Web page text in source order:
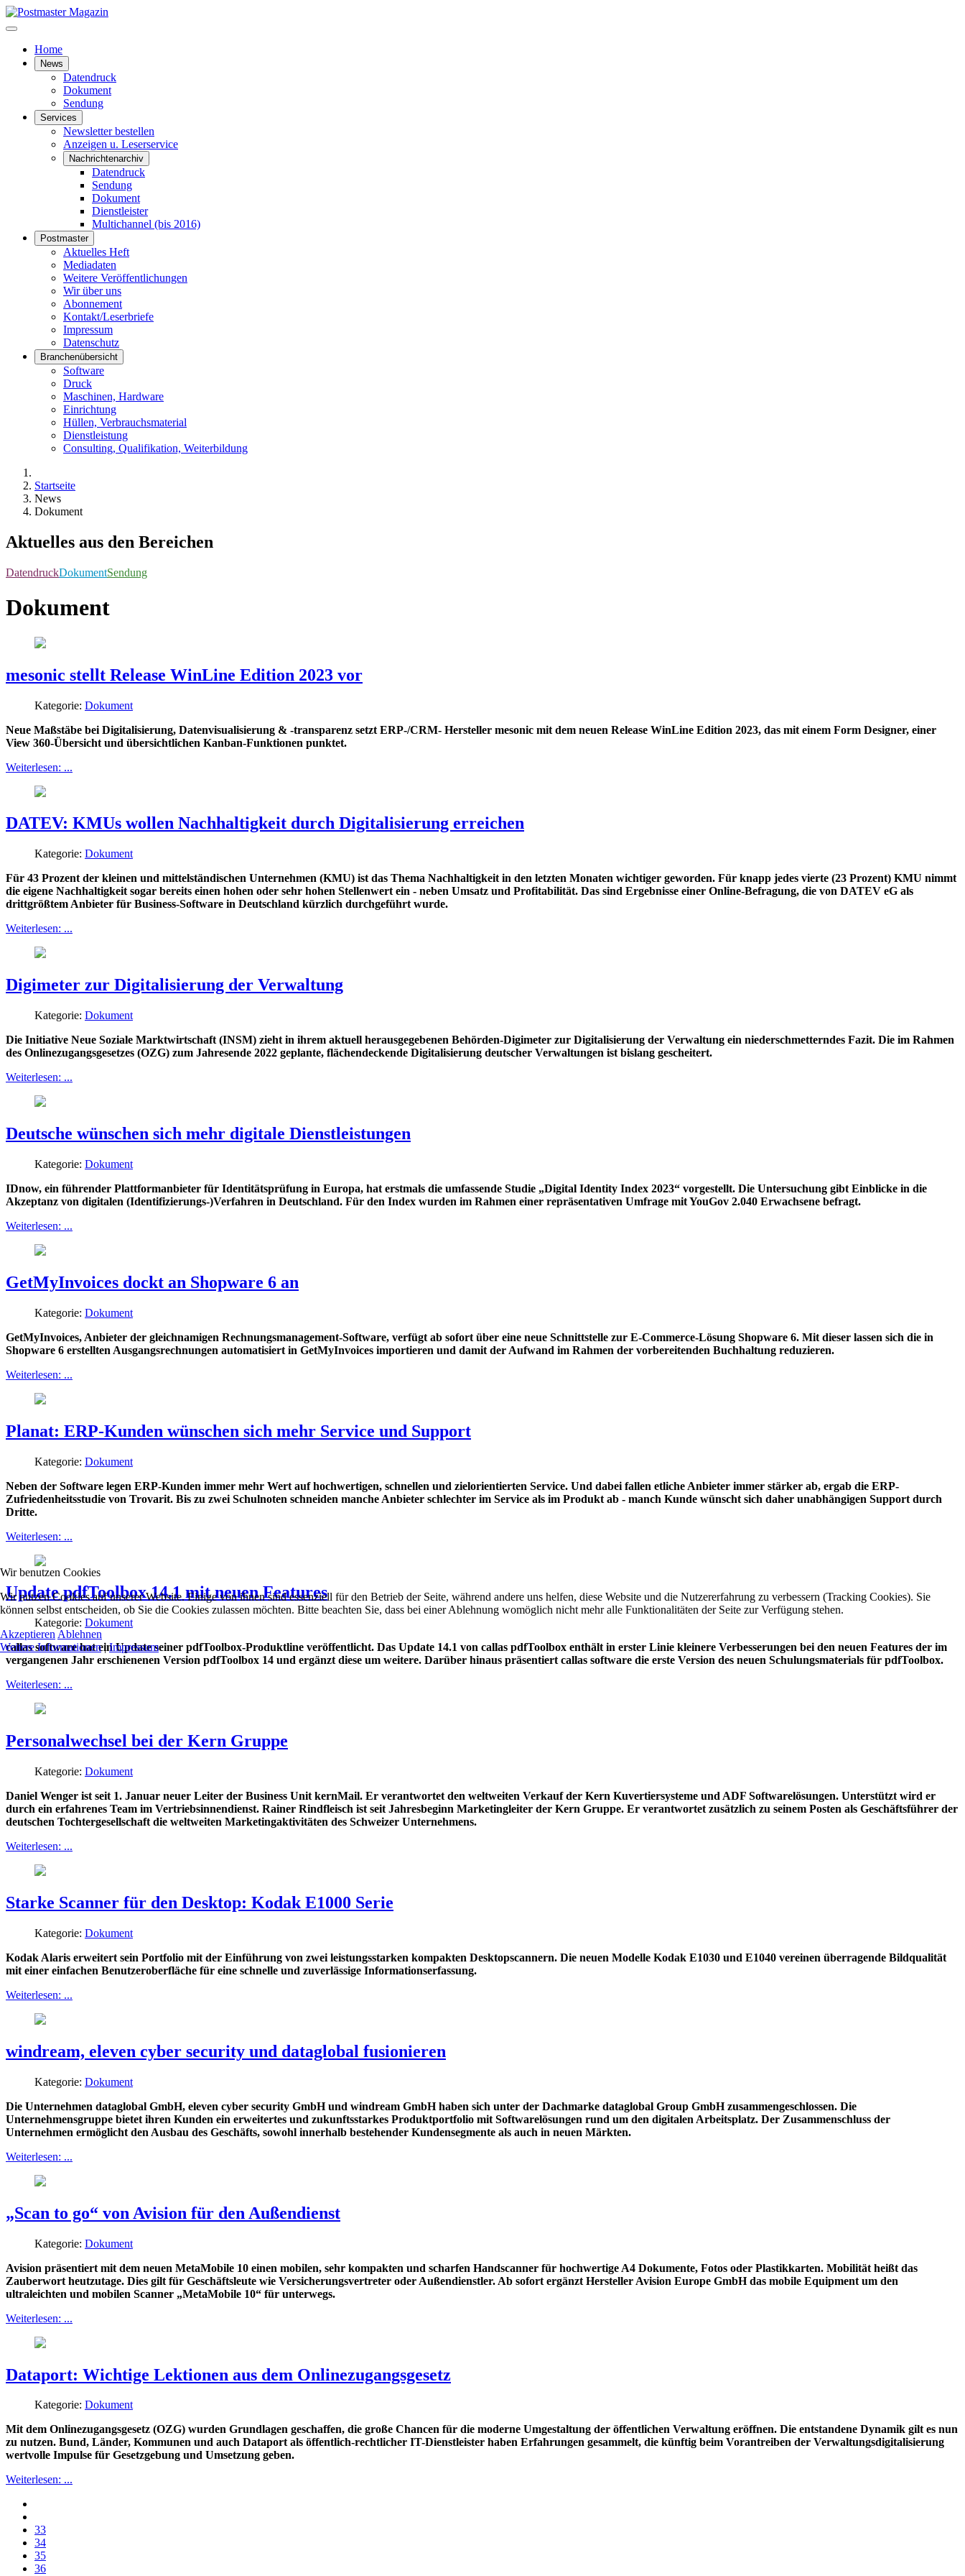
Home
News
Datendruck
Dokument
Sendung
Services
Newsletter bestellen
Anzeigen u. Leserservice
Nachrichtenarchiv
Datendruck
Sendung
Dokument
Dienstleister
Multichannel (bis 2016)
Postmaster
Aktuelles Heft
Mediadaten
Weitere Veröffentlichungen
Wir über uns
Abonnement
Kontakt/Leserbriefe
Impressum
Datenschutz
Branchenübersicht
Software
Druck
Maschinen, Hardware
Einrichtung
Hüllen, Verbrauchsmaterial
Dienstleistung
Consulting, Qualifikation, Weiterbildung
Startseite
News
Dokument
Aktuelles aus den Bereichen
DatendruckDokumentSendung
Dokument
mesonic stellt Release WinLine Edition 2023 vor
Kategorie: Dokument
Neue Maßstäbe bei Digitalisierung, Datenvisualisierung & -transparenz setzt ERP-/CRM- Hersteller mesonic mit dem neuen Release WinLine Edition 2023, das mit einem Form Designer, einer
View 360-Übersicht und übersichtlichen Kanban-Funktionen punktet.
Weiterlesen: ...
DATEV: KMUs wollen Nachhaltigkeit durch Digitalisierung erreichen
Kategorie: Dokument
Für 43 Prozent der kleinen und mittelständischen Unternehmen (KMU) ist das Thema Nachhaltigkeit in den letzten Monaten wichtiger geworden. Für knapp jedes vierte (23 Prozent) KMU nimmt
die eigene Nachhaltigkeit sogar bereits einen hohen oder sehr hohen Stellenwert ein - neben Umsatz und Profitabilität. Das sind Ergebnisse einer Online-Befragung, die von DATEV eG als
drittgrößtem Anbieter für Business-Software in Deutschland kürzlich durchgeführt wurde.
Weiterlesen: ...
Digimeter zur Digitalisierung der Verwaltung
Kategorie: Dokument
Die Initiative Neue Soziale Marktwirtschaft (INSM) zieht in ihrem aktuell herausgegebenen Behörden-Digimeter zur Digitalisierung der Verwaltung ein niederschmetterndes Fazit. Die im Rahmen
des Onlinezugangsgesetzes (OZG) zum Jahresende 2022 geplante, flächendeckende Digitalisierung deutscher Verwaltungen ist bislang gescheitert.
Weiterlesen: ...
Deutsche wünschen sich mehr digitale Dienstleistungen
Kategorie: Dokument
IDnow, ein führender Plattformanbieter für Identitätsprüfung in Europa, hat erstmals die umfassende Studie „Digital Identity Index 2023“ vorgestellt. Die Untersuchung gibt Einblicke in die
Akzeptanz von digitalen (Identifizierungs-)Verfahren in Deutschland. Für den Index wurden im Rahmen einer repräsentativen Umfrage mit YouGov 2.040 Erwachsene befragt.
Weiterlesen: ...
GetMyInvoices dockt an Shopware 6 an
Kategorie: Dokument
GetMyInvoices, Anbieter der gleichnamigen Rechnungsmanagement-Software, verfügt ab sofort über eine neue Schnittstelle zur E-Commerce-Lösung Shopware 6. Mit dieser lassen sich die in
Shopware 6 erstellten Ausgangsrechnungen automatisiert in GetMyInvoices importieren und damit der Aufwand im Rahmen der vorbereitenden Buchhaltung reduzieren.
Weiterlesen: ...
Planat: ERP-Kunden wünschen sich mehr Service und Support
Kategorie: Dokument
Neben der Software legen ERP-Kunden immer mehr Wert auf hochwertigen, schnellen und zielorientierten Service. Und dabei fallen etliche Anbieter immer stärker ab, ergab die ERP-
Zufriedenheitsstudie von Trovarit. Bis zu zwei Schulnoten schneiden manche Anbieter schlechter im Service als im Produkt ab - manch Kunde wünscht sich daher unabhängigen Support durch
Dritte.
Weiterlesen: ...
Update pdfToolbox 14.1 mit neuen Features
Kategorie: Dokument
callas software hat ein Update seiner pdfToolbox-Produktline veröffentlicht. Das Update 14.1 von callas pdfToolbox enthält in erster Linie kleinere Verbesserungen bei den neuen Features der im
vergangenen Jahr erschienenen Version pdfToolbox 14 und ergänzt diese um weitere. Darüber hinaus präsentiert callas software die erste Version des neuen Schulungsmaterials für pdfToolbox.
Weiterlesen: ...
Personalwechsel bei der Kern Gruppe
Kategorie: Dokument
Daniel Wenger ist seit 1. Januar neuer Leiter der Business Unit kernMail. Er verantwortet den weltweiten Verkauf der Kern Kuvertiersysteme und ADF Softwarelösungen. Unterstützt wird er
durch ein erfahrenes Team im Vertriebsinnendienst. Rainer Rindfleisch ist seit Jahresbeginn Marketingleiter der Kern Gruppe. Er verantwortet zusätzlich zu seinem Posten als Geschäftsführer der
deutschen Tochtergesellschaft die weltweiten Marketingaktivitäten des Schweizer Unternehmens.
Weiterlesen: ...
Starke Scanner für den Desktop: Kodak E1000 Serie
Kategorie: Dokument
Kodak Alaris erweitert sein Portfolio mit der Einführung von zwei leistungsstarken kompakten Desktopscannern. Die neuen Modelle Kodak E1030 und E1040 vereinen überragende Bildqualität
mit einer einfachen Benutzeroberfläche für eine schnelle und zuverlässige Informationserfassung.
Weiterlesen: ...
windream, eleven cyber security und dataglobal fusionieren
Kategorie: Dokument
Die Unternehmen dataglobal GmbH, eleven cyber security GmbH und windream GmbH haben sich unter der Dachmarke dataglobal Group GmbH zusammengeschlossen. Die
Unternehmensgruppe bietet ihren Kunden ein erweitertes und zukunftsstarkes Produktportfolio mit Softwarelösungen rund um den digitalen Arbeitsplatz. Der Zusammenschluss der
Unternehmen ermöglicht den Ausbau des Geschäfts, sowohl innerhalb bestehender Kundensegmente als auch in neuen Märkten.
Weiterlesen: ...
„Scan to go“ von Avision für den Außendienst
Kategorie: Dokument
Avision präsentiert mit dem neuen MetaMobile 10 einen mobilen, sehr kompakten und scharfen Handscanner für hochwertige A4 Dokumente, Fotos oder Plastikkarten. Mobilität heißt das
Zauberwort heutzutage. Dies gilt für Geschäftsleute wie Versicherungsvertreter oder Außendienstler. Ab sofort ergänzt Hersteller Avision Europe GmbH das mobile Equipment um den
ultraleichten und mobilen Scanner „MetaMobile 10“ für unterwegs.
Weiterlesen: ...
Dataport: Wichtige Lektionen aus dem Onlinezugangsgesetz
Kategorie: Dokument
Mit dem Onlinezugangsgesetz (OZG) wurden Grundlagen geschaffen, die große Chancen für die moderne Umgestaltung der öffentlichen Verwaltung eröffnen. Die entstandene Dynamik gilt es nun
zu nutzen. Bund, Länder, Kommunen und auch Dataport als öffentlich-rechtlicher IT-Dienstleister haben Erfahrungen gesammelt, die künftig beim Vorantreiben der Verwaltungsdigitalisierung
wertvolle Impulse für Gesetzgebung und Umsetzung geben.
Weiterlesen: ...
33
34
35
36
Wir benutzen Cookies
Wir nutzen Cookies auf unserer Website. Einige von ihnen sind essenziell für den Betrieb der Seite, während andere uns helfen, diese Website und die Nutzererfahrung zu verbessern (Tracking Cookies). Sie
können selbst entscheiden, ob Sie die Cookies zulassen möchten. Bitte beachten Sie, dass bei einer Ablehnung womöglich nicht mehr alle Funktionalitäten der Seite zur Verfügung stehen.
Akzeptieren Ablehnen
Weitere Informationen|Impressum